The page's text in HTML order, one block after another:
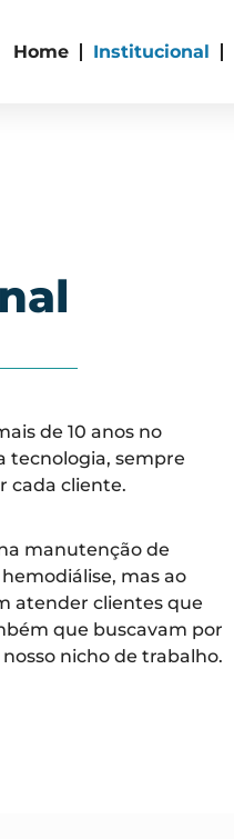
Home Institucional
de 10 anos no
tecnologia, sempre
cada cliente.
manutenção de
mas ao
atender clientes que
que buscavam por
nicho de trabalho.